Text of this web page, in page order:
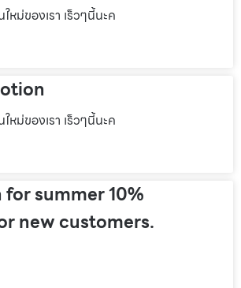
หม่ของเรา เร็วๆนี้นะค
หม่ของเรา เร็วๆนี้นะค
summer 10%
new customers.